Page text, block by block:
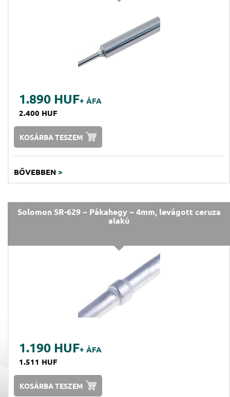
1.890 HUF+ ÁFA
2.400 HUF
KOSÁRBA TESZEM
BŐVEBBEN >
Solomon SR-629 ~ Pákahegy ~ 4mm, levágott ceruza
alakú
1.190 HUF+ ÁFA
1.511 HUF
KOSÁRBA TESZEM